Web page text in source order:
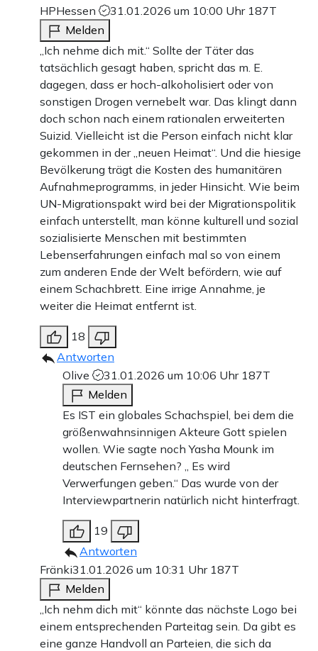
HPHessen
31.01.2026 um 10:00 Uhr 187T
Melden
„Ich nehme dich mit.“ Sollte der Täter das
tatsächlich gesagt haben, spricht das m. E.
dagegen, dass er hoch-alkoholisiert oder von
sonstigen Drogen vernebelt war. Das klingt dann
doch schon nach einem rationalen erweiterten
Suizid. Vielleicht ist die Person einfach nicht klar
gekommen in der „neuen Heimat“. Und die hiesige
Bevölkerung trägt die Kosten des humanitären
Aufnahmeprogramms, in jeder Hinsicht. Wie beim
UN-Migrationspakt wird bei der Migrationspolitik
einfach unterstellt, man könne kulturell und sozial
sozialisierte Menschen mit bestimmten
Lebenserfahrungen einfach mal so von einem
zum anderen Ende der Welt befördern, wie auf
einem Schachbrett. Eine irrige Annahme, je
weiter die Heimat entfernt ist.
18
Antworten
Olive
31.01.2026 um 10:06 Uhr 187T
Melden
Es IST ein globales Schachspiel, bei dem die
größenwahnsinnigen Akteure Gott spielen
wollen. Wie sagte noch Yasha Mounk im
deutschen Fernsehen? „ Es wird
Verwerfungen geben.“ Das wurde von der
Interviewpartnerin natürlich nicht hinterfragt.
19
Antworten
Fränki31.01.2026 um 10:31 Uhr 187T
Melden
„Ich nehm dich mit“ könnte das nächste Logo bei
einem entsprechenden Parteitag sein. Da gibt es
eine ganze Handvoll an Parteien, die sich da